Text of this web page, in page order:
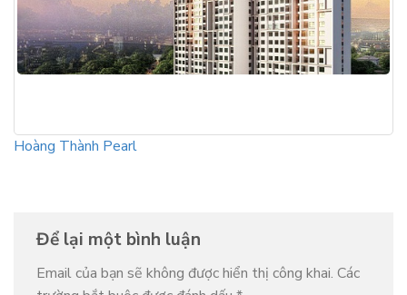
Hoàng Thành Pearl
Để lại một bình luận
Email của bạn sẽ không được hiển thị công khai. Các